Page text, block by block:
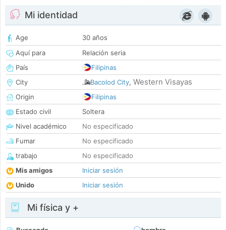
Mi identidad
Age
30 años
Aquí para
Relación seria
País
Filipinas
City
Bacolod City, Western Visayas
Origin
Filipinas
Estado civil
Soltera
Nivel académico
No especificado
Fumar
No especificado
trabajo
No especificado
Mis amigos
Iniciar sesión
Unido
Iniciar sesión
Mi física y +